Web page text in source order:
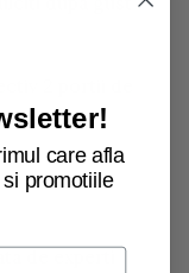
de experti
care afla
promotiile